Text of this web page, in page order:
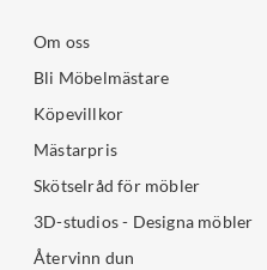
Om oss
Bli Möbelmästare
Köpevillkor
Mästarpris
Skötselråd för möbler
3D-studios - Designa möbler
Återvinn dun